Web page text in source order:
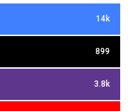
14k
899
3.8k